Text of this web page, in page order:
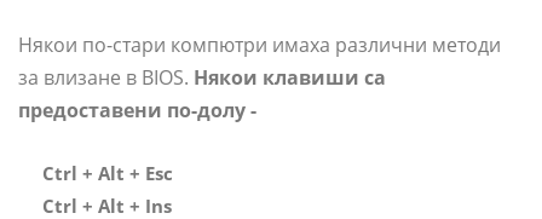
Някои по-стари компютри имаха различни методи
за влизане в BIOS. Някои клавиши са
предоставени по-долу -
Ctrl + Alt + Esc
Ctrl + Alt + Ins